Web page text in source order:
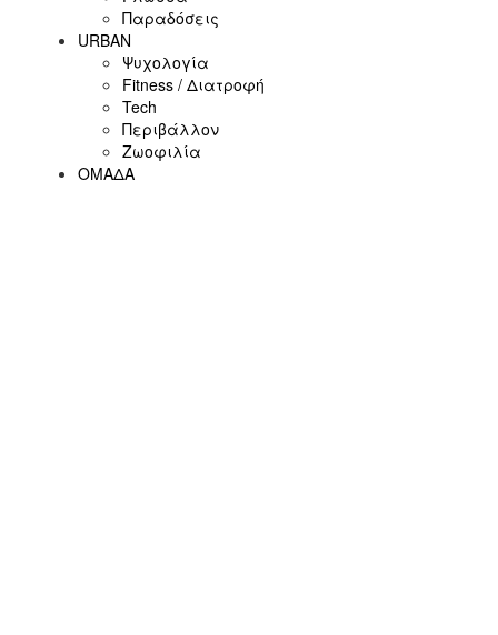
Παραδόσεις
URBAN
Ψυχολογία
Fitness / Διατροφή
Tech
Περιβάλλον
Ζωοφιλία
ΟΜΑΔΑ